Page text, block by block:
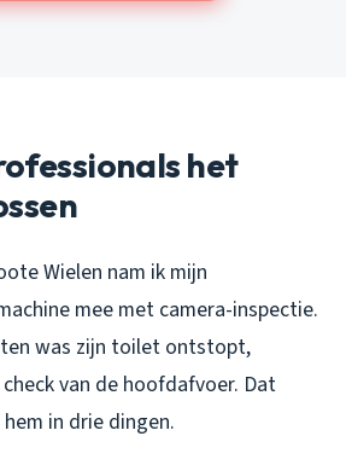
het
Wielen nam ik mijn
mee met camera-inspectie.
was zijn toilet ontstopt,
van de hoofdafvoer. Dat
in drie dingen.